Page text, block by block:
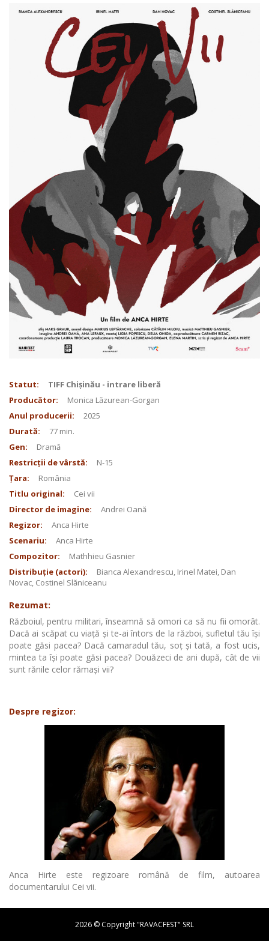
Statut:
TIFF Chișinău - intrare liberă
Producător:
Monica Lăzurean-Gorgan
Anul producerii:
2025
Durată:
77 min.
Gen:
Dramă
Restricții de vârstă:
N-15
Țara:
România
Titlu original:
Cei vii
Director de imagine:
Andrei Oană
Regizor:
Anca Hirte
Scenariu:
Anca Hirte
Compozitor:
Mathhieu Gasnier
Distribuție (actori):
Bianca Alexandrescu, Irinel Matei, Dan
Novac, Costinel Slăniceanu
Rezumat:
Războiul, pentru militari, înseamnă să omori ca să nu fii omorât.
Dacă ai scăpat cu viață şi te-ai întors de la război, sufletul tău îşi
poate găsi pacea? Dacă camaradul tău, soț şi tată, a fost ucis,
mintea ta îşi poate găsi pacea? Douăzeci de ani după, cât de vii
sunt rănile celor rămaşi vii?
Despre regizor:
Anca Hirte este regizoare română de film, autoarea
documentarului Cei vii.
2026 © Copyright "RAVACFEST" SRL